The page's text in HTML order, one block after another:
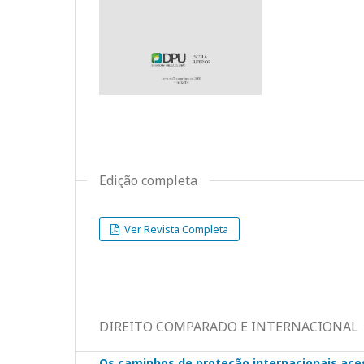
Edição completa
Ver Revista Completa
DIREITO COMPARADO E INTERNACIONAL